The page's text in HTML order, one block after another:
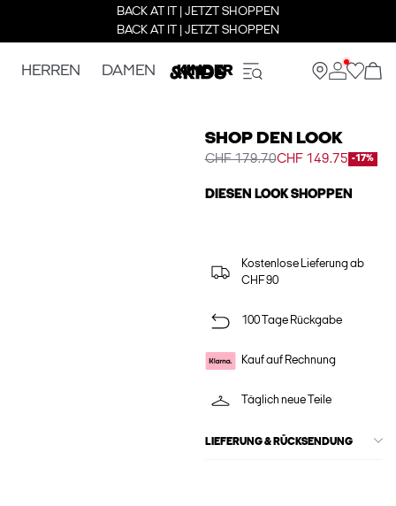
BACK AT IT | JETZT SHOPPEN
BACK AT IT | JETZT SHOPPEN
HERREN DAMEN KINDER
SHOP DEN LOOK
CHF 179.70CHF 149.75 -17%
DIESEN LOOK SHOPPEN
Kostenlose Lieferung ab
CHF 90
100 Tage Rückgabe
Kauf auf Rechnung
Täglich neue Teile
LIEFERUNG & RÜCKSENDUNG